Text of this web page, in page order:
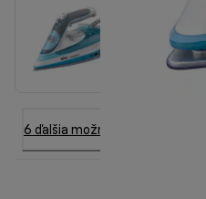
6 ďalšia možnosť